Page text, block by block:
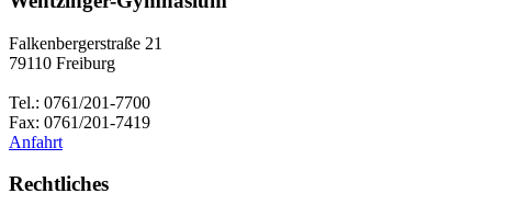
Falkenbergerstraße 21
79110 Freiburg
Tel.: 0761/201-7700
Fax: 0761/201-7419
Anfahrt
Rechtliches